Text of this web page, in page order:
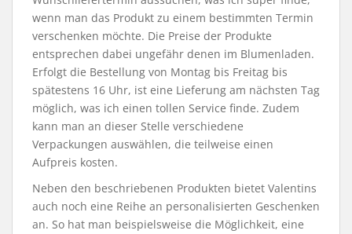
wenn man das Produkt zu einem bestimmten Termin
verschenken möchte. Die Preise der Produkte
entsprechen dabei ungefähr denen im Blumenladen.
Erfolgt die Bestellung von Montag bis Freitag bis
spätestens 16 Uhr, ist eine Lieferung am nächsten Tag
möglich, was ich einen tollen Service finde. Zudem
kann man an dieser Stelle verschiedene
Verpackungen auswählen, die teilweise einen
Aufpreis kosten.
Neben den beschriebenen Produkten bietet Valentins
auch noch eine Reihe an personalisierten Geschenken
an. So hat man beispielsweise die Möglichkeit, eine